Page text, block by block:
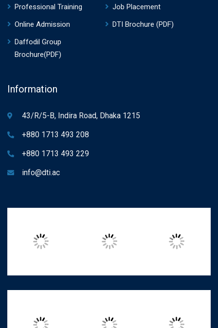
Professional Training
Job Placement
Online Admission
DTI Brochure (PDF)
Daffodil Group
Brochure(PDF)
Information
43/R/5-B, Indira Road, Dhaka 1215
+880 1713 493 208
+880 1713 493 229
info@dti.ac